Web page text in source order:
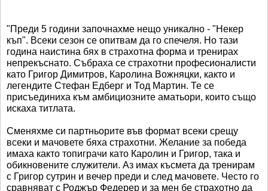
"Преди 5 години започнахме нещо уникално - "Некер
къп". Всеки сезон се опитвам да го спечеля. Но тази
година наистина бях в страхотна форма и тренирах
непрекъснато. Събраха се страхотни професионалисти
като Григор Димитров, Каролина Вожняцки, както и
легендите Стефан Едберг и Тод Мартин. Те се
присъединиха към амбициозните аматьори, които също
искаха титлата.
Сменяхме си партньорите във формат всеки срещу
всеки и мачовете бяха страхотни. Желание за победа
имаха както топиграчи като Каролин и Григор, така и
обикновените служители. Аз имах късмета да тренирам
с Григор сутрин и вечер преди и след мачовете. Често го
сравняват с Роджър Федерер и за мен бе страхотно да